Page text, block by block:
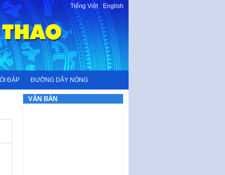
Tiếng Việt-English
ĐÁP ĐƯỜNG DÂY NÓNG
VĂN BẢN